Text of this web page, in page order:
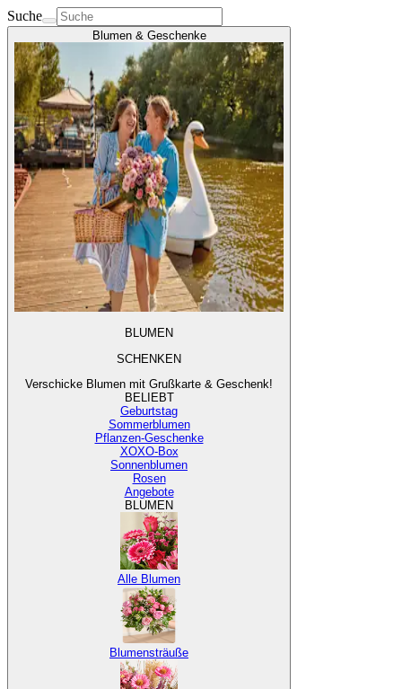
Suche
Blumen & Geschenke
BLUMEN
SCHENKEN
Verschicke Blumen mit Grußkarte & Geschenk!
BELIEBT
Geburtstag
Sommerblumen
Pflanzen-Geschenke
XOXO-Box
Sonnenblumen
Rosen
Angebote
BLUMEN
Alle Blumen
Blumensträuße